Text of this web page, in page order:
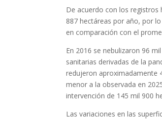
De acuerdo con los
887 hectáreas por año, por
en comparación con el
En 2016 se nebulizaron 96
sanitarias derivadas de la
redujeron aproximadamente
menor a la observada en
intervención de 145 mil 900
Las variaciones en las